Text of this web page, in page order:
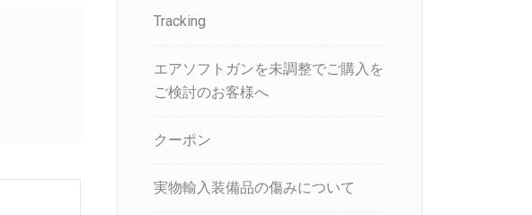
Tracking
エアソフトガンを未調整でご購入を
ご検討のお客様へ
クーポン
実物輸入装備品の傷みについて